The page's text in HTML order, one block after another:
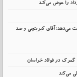
را عوض می‌کند
می‌دهد؛آقای کبریتچی و صد
گمرک در فولاد خراسان
می‌کند